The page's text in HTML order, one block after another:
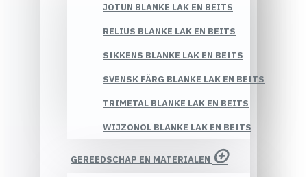
JOTUN BLANKE LAK EN BEITS
RELIUS BLANKE LAK EN BEITS
SIKKENS BLANKE LAK EN BEITS
SVENSK FÄRG BLANKE LAK EN BEITS
TRIMETAL BLANKE LAK EN BEITS
WIJZONOL BLANKE LAK EN BEITS
GEREEDSCHAP EN MATERIALEN